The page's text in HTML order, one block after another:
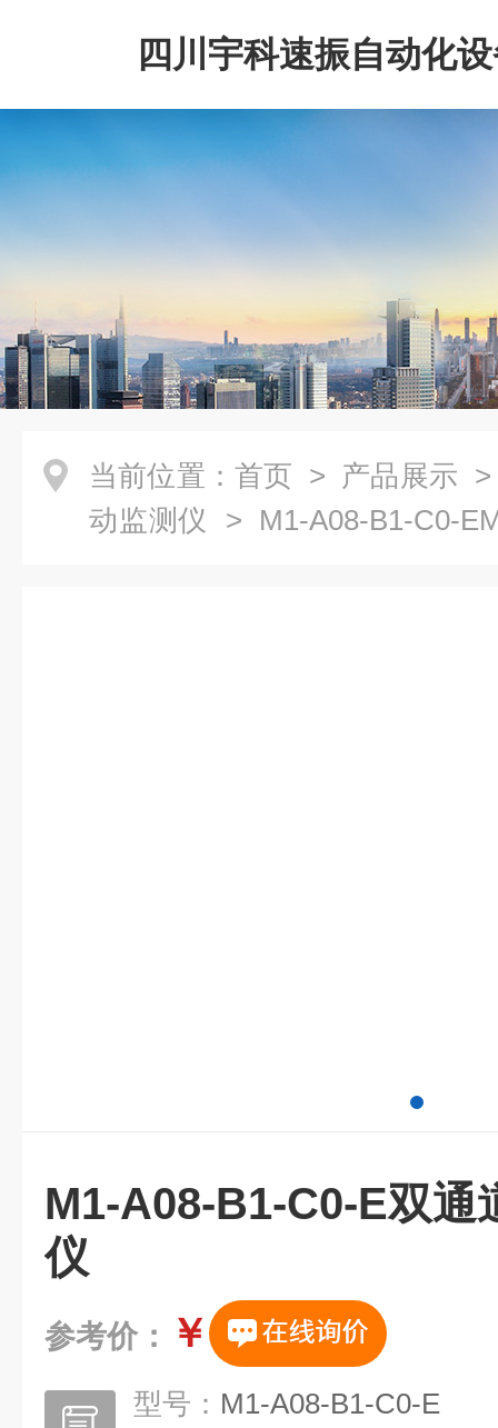
四川宇科速振自动化
公司
当前位置： 首页 > 产品展示
动监测仪 > M1-A08-B1-C0-
M1-A08-B1-C0-E双通
仪
参考价： ￥
型号： M1-A08-B1-C0-E